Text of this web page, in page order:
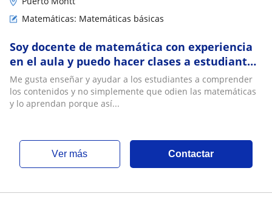
Matemáticas: Matemáticas básicas
Soy docente de matemática con experiencia
en el aula y puedo hacer clases a estudiantes
de segundo ciclo, enseñanza media y
universidad
Me gusta enseñar y ayudar a los estudiantes a comprender
los contenidos y no simplemente que odien las matemáticas
y lo aprendan porque así...
ver más Contactar